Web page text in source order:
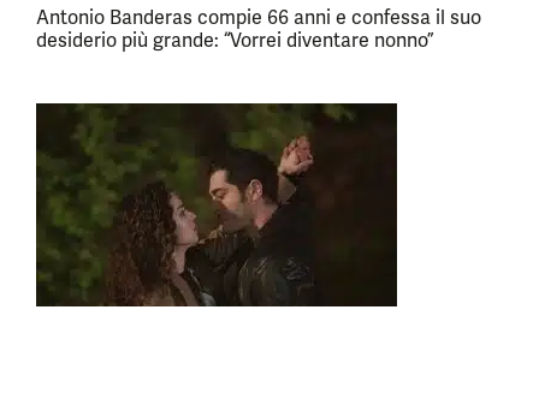
Antonio Banderas compie 66 anni e confessa il suo
desiderio più grande: “Vorrei diventare nonno”